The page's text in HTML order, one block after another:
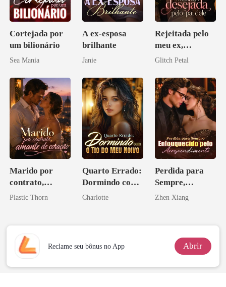
Cortejada por
um bilionário
Sea Mania
A ex-esposa
brilhante
Janie
Rejeitada pelo
meu ex,
desejada pelo
Glitch Petal
Marido por
contrato,
amante de
Plastic Thorn
Quarto Errado:
Dormindo com
o Tio do Meu
Charlotte
Perdida para
Sempre,
Enlouquecido
o
Zhen Xiang
Reclame seu bônus no App Abrir